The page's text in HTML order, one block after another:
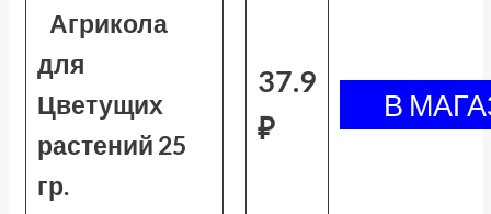
Агрикола
для
Цветущих
растений 25
гр.
37.9
₽